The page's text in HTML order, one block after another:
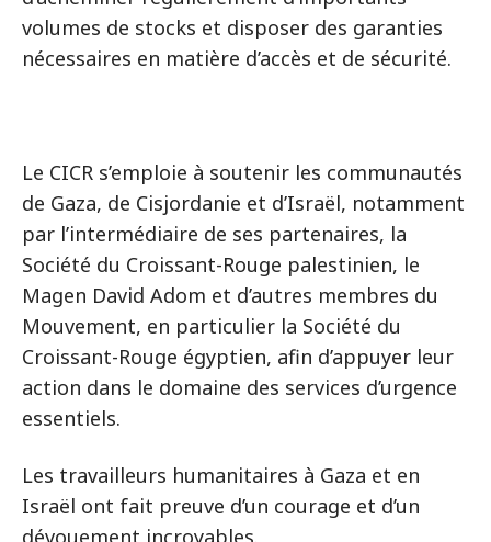
volumes de stocks et disposer des garanties
nécessaires en matière d’accès et de sécurité.
Le CICR s’emploie à soutenir les communautés
de Gaza, de Cisjordanie et d’Israël, notamment
par l’intermédiaire de ses partenaires, la
Société du Croissant-Rouge palestinien, le
Magen David Adom et d’autres membres du
Mouvement, en particulier la Société du
Croissant-Rouge égyptien, afin d’appuyer leur
action dans le domaine des services d’urgence
essentiels.
Les travailleurs humanitaires à Gaza et en
Israël ont fait preuve d’un courage et d’un
dévouement incroyables.